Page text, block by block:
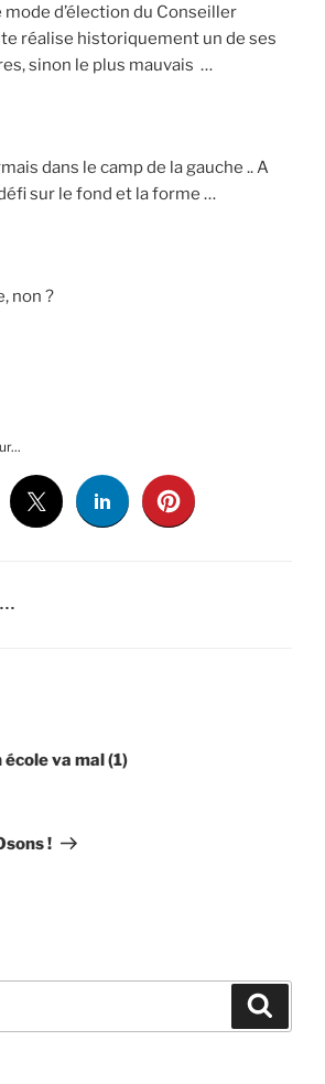
d’élection du Conseiller
réalise historiquement un de ses
sinon le plus mauvais …
dans le camp de la gauche .. A
sur le fond et la forme …
non ?
va mal (1)
!